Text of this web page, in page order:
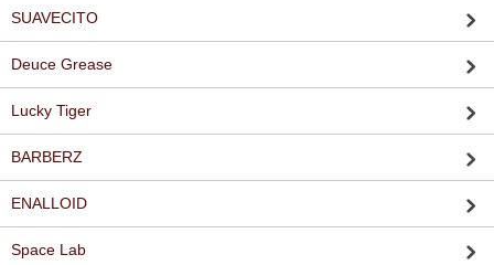
SUAVECITO
Deuce Grease
Lucky Tiger
BARBERZ
ENALLOID
Space Lab